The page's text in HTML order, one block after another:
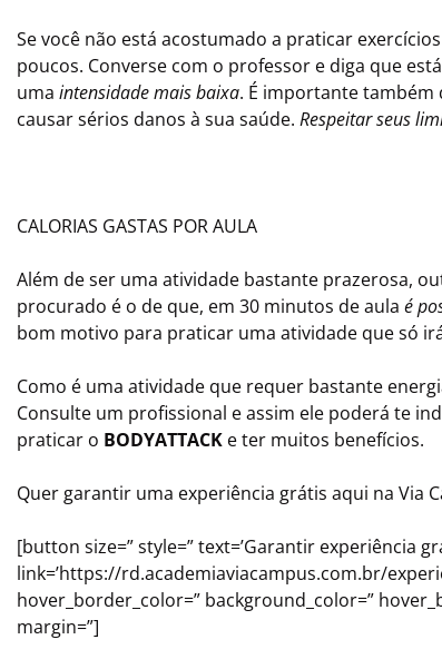
Se você não está acostumado a praticar
poucos. Converse com o professor e diga que
uma intensidade mais baixa. É importante também
causar sérios danos à sua saúde. Respeitar seus
CALORIAS GASTAS POR AULA
Além de ser uma atividade bastante prazerosa,
procurado é o de que, em 30 minutos de aula é
bom motivo para praticar uma atividade que só
Como é uma atividade que requer bastante
Consulte um profissional e assim ele poderá te
praticar o BODYATTACK e ter muitos benefícios.
Quer garantir uma experiência grátis aqui na Via
[button size=” style=” text=’Garantir experiência
link=’https://rd.academiaviacampus.com.br/
hover_border_color=” background_color=”
margin=”]